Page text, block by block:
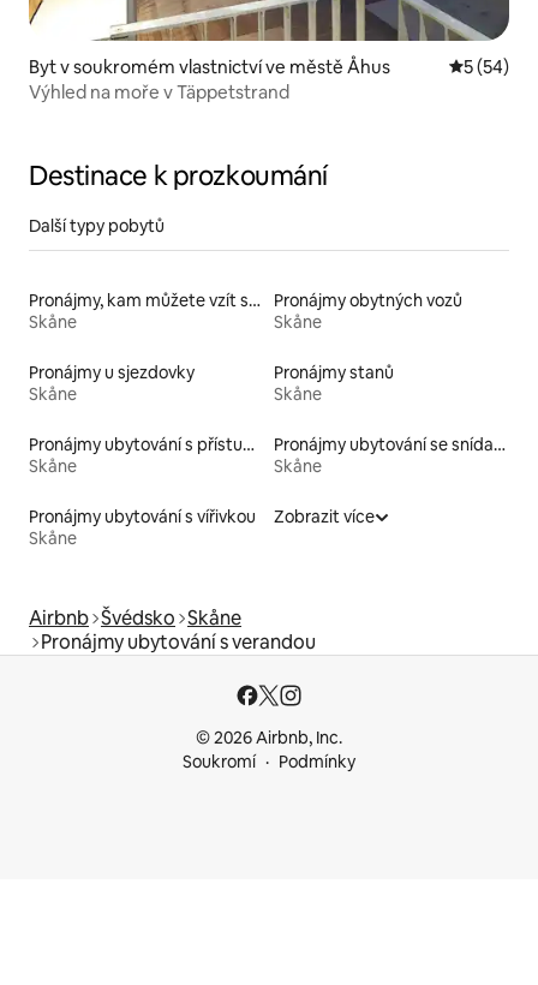
Byt v soukromém vlastnictví ve městě Åhus Průměrné
5 (54)
Výhled na moře v Täppetstrand
Destinace k prozkoumání
Další typy pobytů
Pronájmy, kam můžete vzít své domácí mazlíčky
Skåne
Pronájmy obytných vozů
Skåne
Pronájmy u sjezdovky
Skåne
Pronájmy stanů
Skåne
Pronájmy ubytování s přístupem na pláž
Skåne
Pronájmy ubytování se snídaní
Skåne
Pronájmy ubytování s vířivkou
Skåne
Zobrazit více
Airbnb Švédsko Skåne
Pronájmy ubytování s verandou
© 2026 Airbnb, Inc.
Soukromí
Podmínky